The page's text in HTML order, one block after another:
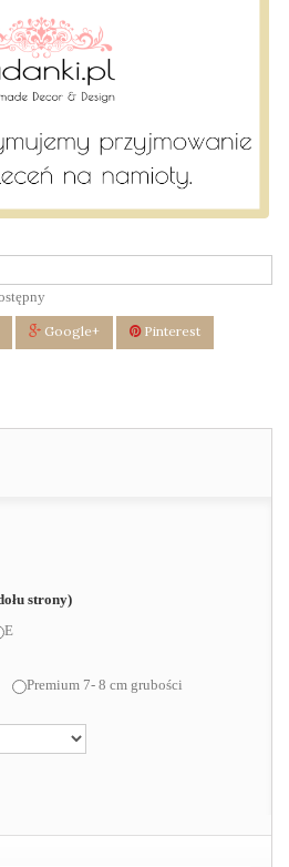
Google+ Pinterest
strony)
E
Premium 7- 8 cm grubości